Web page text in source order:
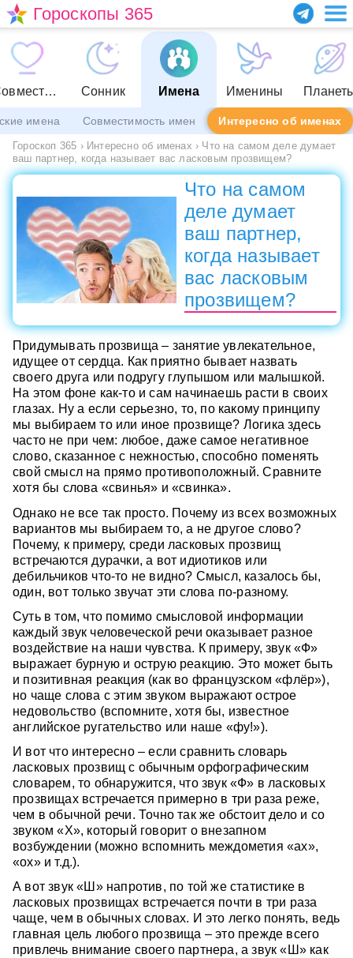
Гороскопы 365
Совместимость Сонник Имена Именины
имена Совместимость имен Интересно об именах
Гороскоп 365 › Интересно об именах › Что на самом деле думает
ваш партнер, когда называет вас ласковым прозвищем?
Что на самом
деле думает
ваш партнер,
когда называет
вас ласковым
прозвищем?
Придумывать прозвища – занятие увлекательное,
идущее от сердца. Как приятно бывает назвать
своего друга или подругу глупышом или малышкой.
На этом фоне как-то и сам начинаешь расти в своих
глазах. Ну а если серьезно, то, по какому принципу
мы выбираем то или иное прозвище? Логика здесь
часто не при чем: любое, даже самое негативное
слово, сказанное с нежностью, способно поменять
свой смысл на прямо противоположный. Сравните
хотя бы слова «свинья» и «свинка».
Однако не все так просто. Почему из всех возможных
вариантов мы выбираем то, а не другое слово?
Почему, к примеру, среди ласковых прозвищ
встречаются дурачки, а вот идиотиков или
дебильчиков что-то не видно? Смысл, казалось бы,
один, вот только звучат эти слова по-разному.
Суть в том, что помимо смысловой информации
каждый звук человеческой речи оказывает разное
воздействие на наши чувства. К примеру, звук «Ф»
выражает бурную и острую реакцию. Это может быть
и позитивная реакция (как во французском «флёр»),
но чаще слова с этим звуком выражают острое
недовольство (вспомните, хотя бы, известное
английское ругательство или наше «фу!»).
И вот что интересно – если сравнить словарь
ласковых прозвищ с обычным орфографическим
словарем, то обнаружится, что звук «Ф» в ласковых
прозвищах встречается примерно в три раза реже,
чем в обычной речи. Точно так же обстоит дело и со
звуком «Х», который говорит о внезапном
возбуждении (можно вспомнить междометия «ах»,
«ох» и т.д.).
А вот звук «Ш» напротив, по той же статистике в
ласковых прозвищах встречается почти в три раза
чаще, чем в обычных словах. И это легко понять, ведь
главная цель любого прозвища – это прежде всего
привлечь внимание своего партнера, а звук «Ш» как